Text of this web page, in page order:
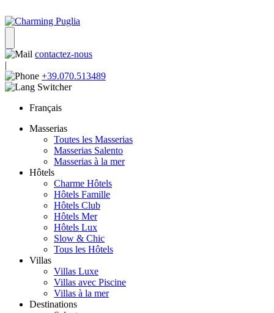
contactez-nous
|
+39.070.513489
Français
Masserias
Toutes les Masserias
Masserias Salento
Masserias à la mer
Hôtels
Charme Hôtels
Hôtels Famille
Hôtels Club
Hôtels Mer
Hôtels Lux
Slow & Chic
Tous les Hôtels
Villas
Villas Luxe
Villas avec Piscine
Villas à la mer
Destinations